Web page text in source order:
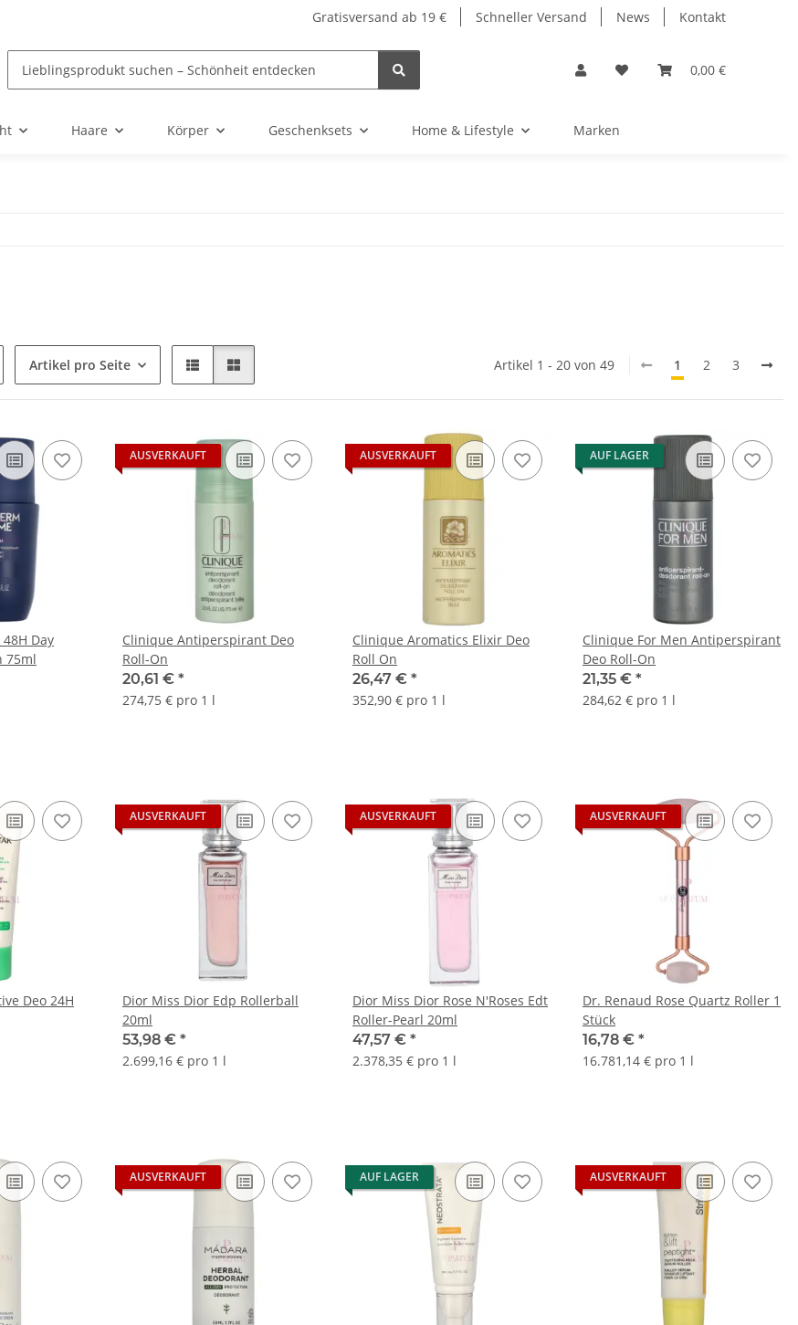
Gratisversand ab 19 € Schneller Versand News Kontakt
0,00 €
Haare Körper Geschenksets Home & Lifestyle Marken
Artikel pro Seite Artikel 1 - 20 von 49 1 2 3
Day
75ml
AUSVERKAUFT
Clinique Antiperspirant Deo
Roll-On
20,61 € *
274,75 € pro 1 l
AUSVERKAUFT
Clinique Aromatics Elixir Deo
Roll On
26,47 € *
352,90 € pro 1 l
AUF LAGER
Clinique For Men Antiperspirant
Deo Roll-On
21,35 € *
284,62 € pro 1 l
Deo 24H
AUSVERKAUFT
Dior Miss Dior Edp Rollerball
20ml
53,98 € *
2.699,16 € pro 1 l
AUSVERKAUFT
Dior Miss Dior Rose N'Roses Edt
Roller-Pearl 20ml
47,57 € *
2.378,35 € pro 1 l
AUSVERKAUFT
Dr. Renaud Rose Quartz Roller 1
Stück
16,78 € *
16.781,14 € pro 1 l
AUSVERKAUFT AUF LAGER AUSVERKAUFT